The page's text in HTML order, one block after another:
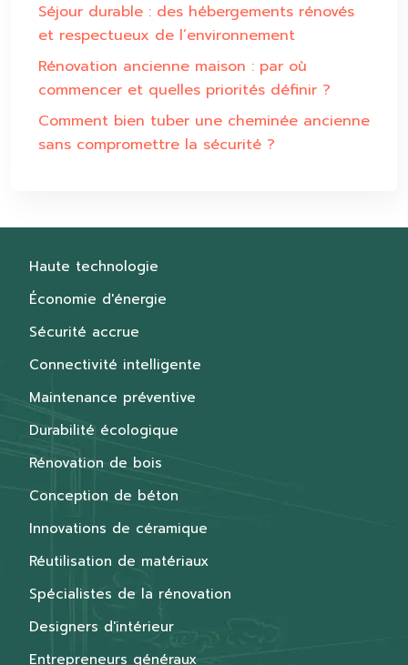
Séjour durable : des hébergements rénovés
et respectueux de l’environnement
Rénovation ancienne maison : par où
commencer et quelles priorités définir ?
Comment bien tuber une cheminée ancienne
sans compromettre la sécurité ?
Haute technologie
Économie d'énergie
Sécurité accrue
Connectivité intelligente
Maintenance préventive
Durabilité écologique
Rénovation de bois
Conception de béton
Innovations de céramique
Réutilisation de matériaux
Spécialistes de la rénovation
Designers d'intérieur
Entrepreneurs généraux